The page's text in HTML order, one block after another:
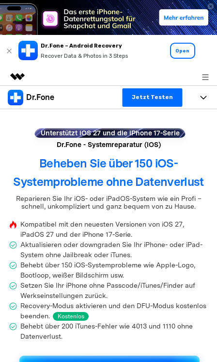
Dr.Fone – Android Recovery
Recover Data & Photos in 3 Steps
Open
Top-Produkte
Dienstprogramme
Shop
Support
Dr.Fone Jetzt Testen
Alles-in-einem-Toolkit
Weitere Tools und Apps
Full Toolkit anzeigen >
Entdecken Sie weitere Dr.Fone-Lösungen
Lernen und Unterstützung
Ressourcen & Lernen
Android 16 FRP-Umgehung
DOWNLOAD Anmelden
Suchen
Unterstützt iOS 27 und die iPhone 17-Serie
Dr.Fone - Systemreparatur (iOS)
Beheben Sie über 150 iOS-
Systemprobleme ohne Datenverlust
Reparieren Sie Ihr iOS- oder iPadOS-System wie ein Profi –
schnell, unkompliziert und ganz bequem von zu Hause.
Kompatibel mit den neuesten Versionen von iOS 27,
iPadOS 27 und der iPhone 17-Serie.
Aktualisieren oder downgraden Sie Ihr iPhone- oder iPad-
System ohne Jailbreak oder iTunes.
Behebt über 150 iOS-Systemprobleme wie Apple-Logo,
Bootloop, weißer Bildschirm usw.
Setzen Sie Ihr iPhone ohne Passcode/iTunes/Finder auf
Werkseinstellungen zurück.
Recovery-Modus aktivieren und den DFU-Modus kostenlos
beenden.
Kostenlos
Behebt über 200 iTunes-Fehler wie 4013 und 1110 ohne
Datenverlust.